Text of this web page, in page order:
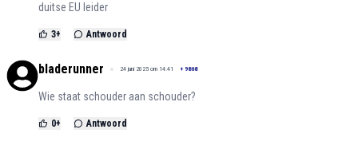
duitse EU leider
3+ Antwoord
bladerunner 24 juni 2025 om 14:41 + 9868
Wie staat schouder aan schouder?
0+ Antwoord